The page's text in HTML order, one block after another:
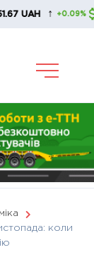
↑ +0.09%
коли